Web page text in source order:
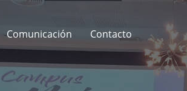
Comunicación Contacto